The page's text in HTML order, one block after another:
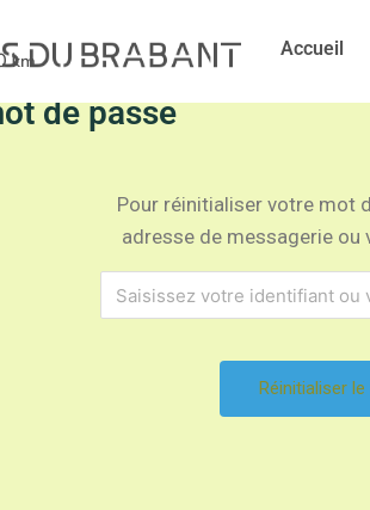
km
Accueil
de passe
Pour réinitialiser votre mot
adresse de messagerie